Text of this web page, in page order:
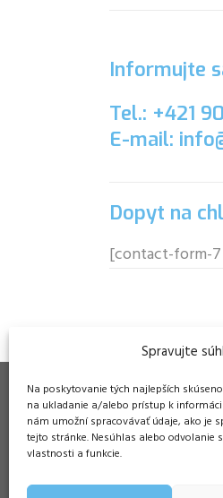
Spravujte
Na poskytovanie tých najlepších
na ukladanie a/alebo prístup k
nám umožní spracovávať údaje, ako je
tejto stránke. Nesúhlas alebo
vlastnosti a funkcie.
Informujte
Tel.: +421
E-mail:
Dopyt na
[contact-form-7